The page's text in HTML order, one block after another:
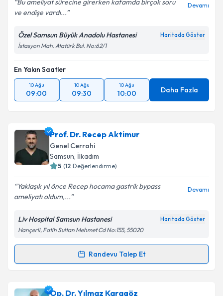
Kişisel verilerimin işlenmesine ilişkin
kapsamda işlenmesini kabul ediyorum.
Bu ameliyat sürecine girerken kafamda birçok soru
ve endişe vardı...
Devamı
Özel Samsun Büyük Anadolu Hastanesi Haritada Göster
İstasyon Mah. Atatürk Bul. No:62/1
En Yakın Saatler
10 Ağu
09:00
10 Ağu
09:30
10 Ağu
10:00 Daha Fazla
Prof. Dr. Recep Aktimur
Genel Cerrahi
Samsun, İlkadım
5 (12 Değerlendirme)
Yaklaşık yıl önce Recep hocama gastrik bypass
ameliyatı oldum,...
Devamı
Liv Hospital Samsun Hastanesi Haritada Göster
Hançerli, Fatih Sultan Mehmet Cd No:155, 55020
Randevu Talep Et
Randevu Takvimi Talebi
Prof. Dr. Recep Aktimuriçin randevu takvimi talebi
Op. Dr. Yılmaz Karagöz